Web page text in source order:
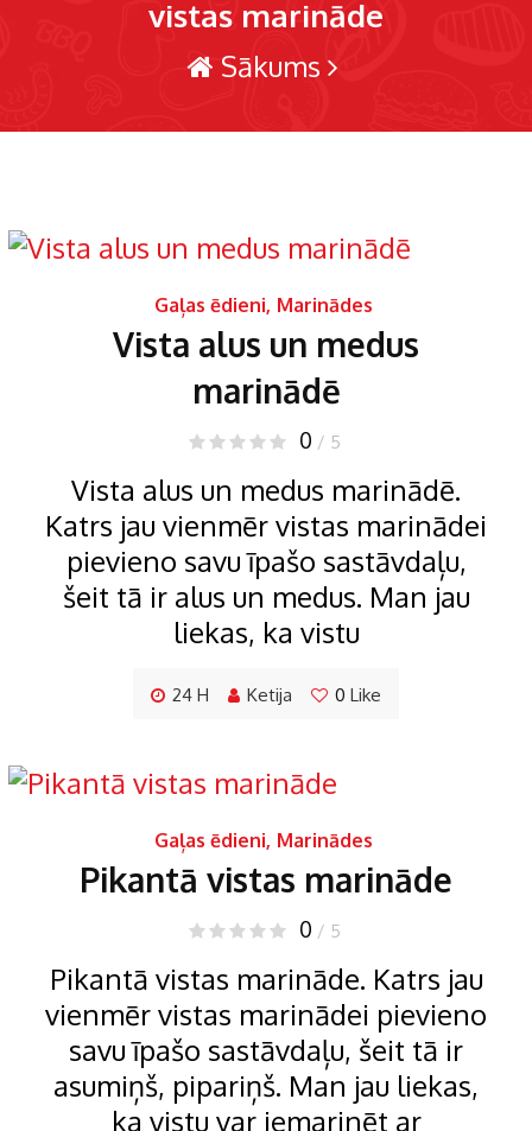
vistas marināde
Sākums
Gaļas ēdieni, Marinādes
Vista alus un medus
marinādē
0 / 5
Vista alus un medus marinādē.
Katrs jau vienmēr vistas marinādei
pievieno savu īpašo sastāvdaļu,
šeit tā ir alus un medus. Man jau
liekas, ka vistu
24 H Ketija 0 Like
Gaļas ēdieni, Marinādes
Pikantā vistas marināde
0 / 5
Pikantā vistas marināde. Katrs jau
vienmēr vistas marinādei pievieno
savu īpašo sastāvdaļu, šeit tā ir
asumiņš, pipariņš. Man jau liekas,
ka vistu var iemarinēt ar